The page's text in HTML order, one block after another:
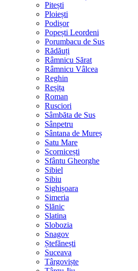
Pitești
Ploiești
Podișor
Popești Leordeni
Porumbacu de Sus
Rădăuți
Râmnicu Sărat
Râmnicu Vâlcea
Reghin
Reșița
Roman
Rusciori
Sâmbăta de Sus
Sânpetru
Sântana de Mureș
Satu Mare
Scornicești
Sfântu Gheorghe
Sibiel
Sibiu
Sighișoara
Simeria
Slănic
Slatina
Slobozia
Snagov
Ștefănești
Suceava
Târgoviște